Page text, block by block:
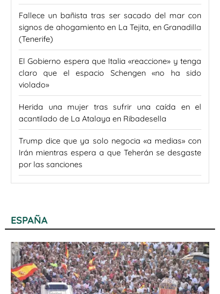
Fallece un bañista tras ser sacado del mar con
signos de ahogamiento en La Tejita, en Granadilla
(Tenerife)
El Gobierno espera que Italia «reaccione» y tenga
claro que el espacio Schengen «no ha sido
violado»
Herida una mujer tras sufrir una caída en el
acantilado de La Atalaya en Ribadesella
Trump dice que ya solo negocia «a medias» con
Irán mientras espera a que Teherán se desgaste
por las sanciones
ESPAÑA